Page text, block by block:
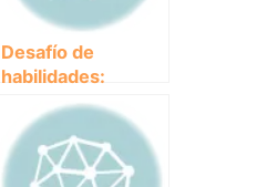
Desafío de
habilidades:
Descubre cómo
los animales
ponen a prueba su
destreza